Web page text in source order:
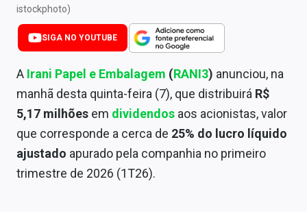
Central dos IPOs
Renda Fixa
Finanças Pessoais
Mercados
Economia
Empresas
istockphoto)
SIGA NO YOUTUBE
A Irani Papel e Embalagem (RANI3) anunciou, na
manhã desta quinta-feira (7), que distribuirá R$
5,17 milhões em dividendos aos acionistas, valor
que corresponde a cerca de 25% do lucro líquido
ajustado apurado pela companhia no primeiro
trimestre de 2026 (1T26).